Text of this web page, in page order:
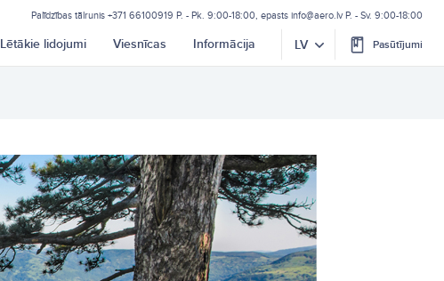
Palīdzības tālrunis +371 66100919 P. - Pk. 9:00-18:00, epasts info@aero.lv P. - Sv. 9:00-18:00
Lētākie lidojumi Viesnīcas Informācija LV Pasūtījumi